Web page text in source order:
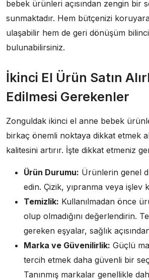
bebek ürünleri açısından zengin bir
sunmaktadır. Hem bütçenizi
ulaşabilir hem de geri dönüşüm
bulunabilirsiniz.
İkinci El Ürün Satın
Edilmesi Gerekenler
Zonguldak ikinci el anne bebek
birkaç önemli noktaya dikkat etmek
kalitesini artırır. İşte dikkat etmeniz
Ürün Durumu: Ürünlerin genel
edin. Çizik, yıpranma veya işlev
Temizlik: Kullanılmadan önce
olup olmadığını değerlendirin.
gereken eşyalar, sağlık
Marka ve Güvenilirlik: Güçlü
tercih etmek daha güvenli bir
Tanınmış markalar genellikle